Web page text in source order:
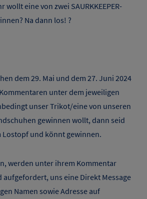
wollt eine von zwei SAURKKEEPER-
Na dann los! ?
dem 29. Mai und dem 27. Juni 2024
unter dem jeweiligen
unser Trikot/eine von unseren
gewinnen wollt, dann seid
und könnt gewinnen.
werden unter ihrem Kommentar
uns eine Direkt Message
Namen sowie Adresse auf